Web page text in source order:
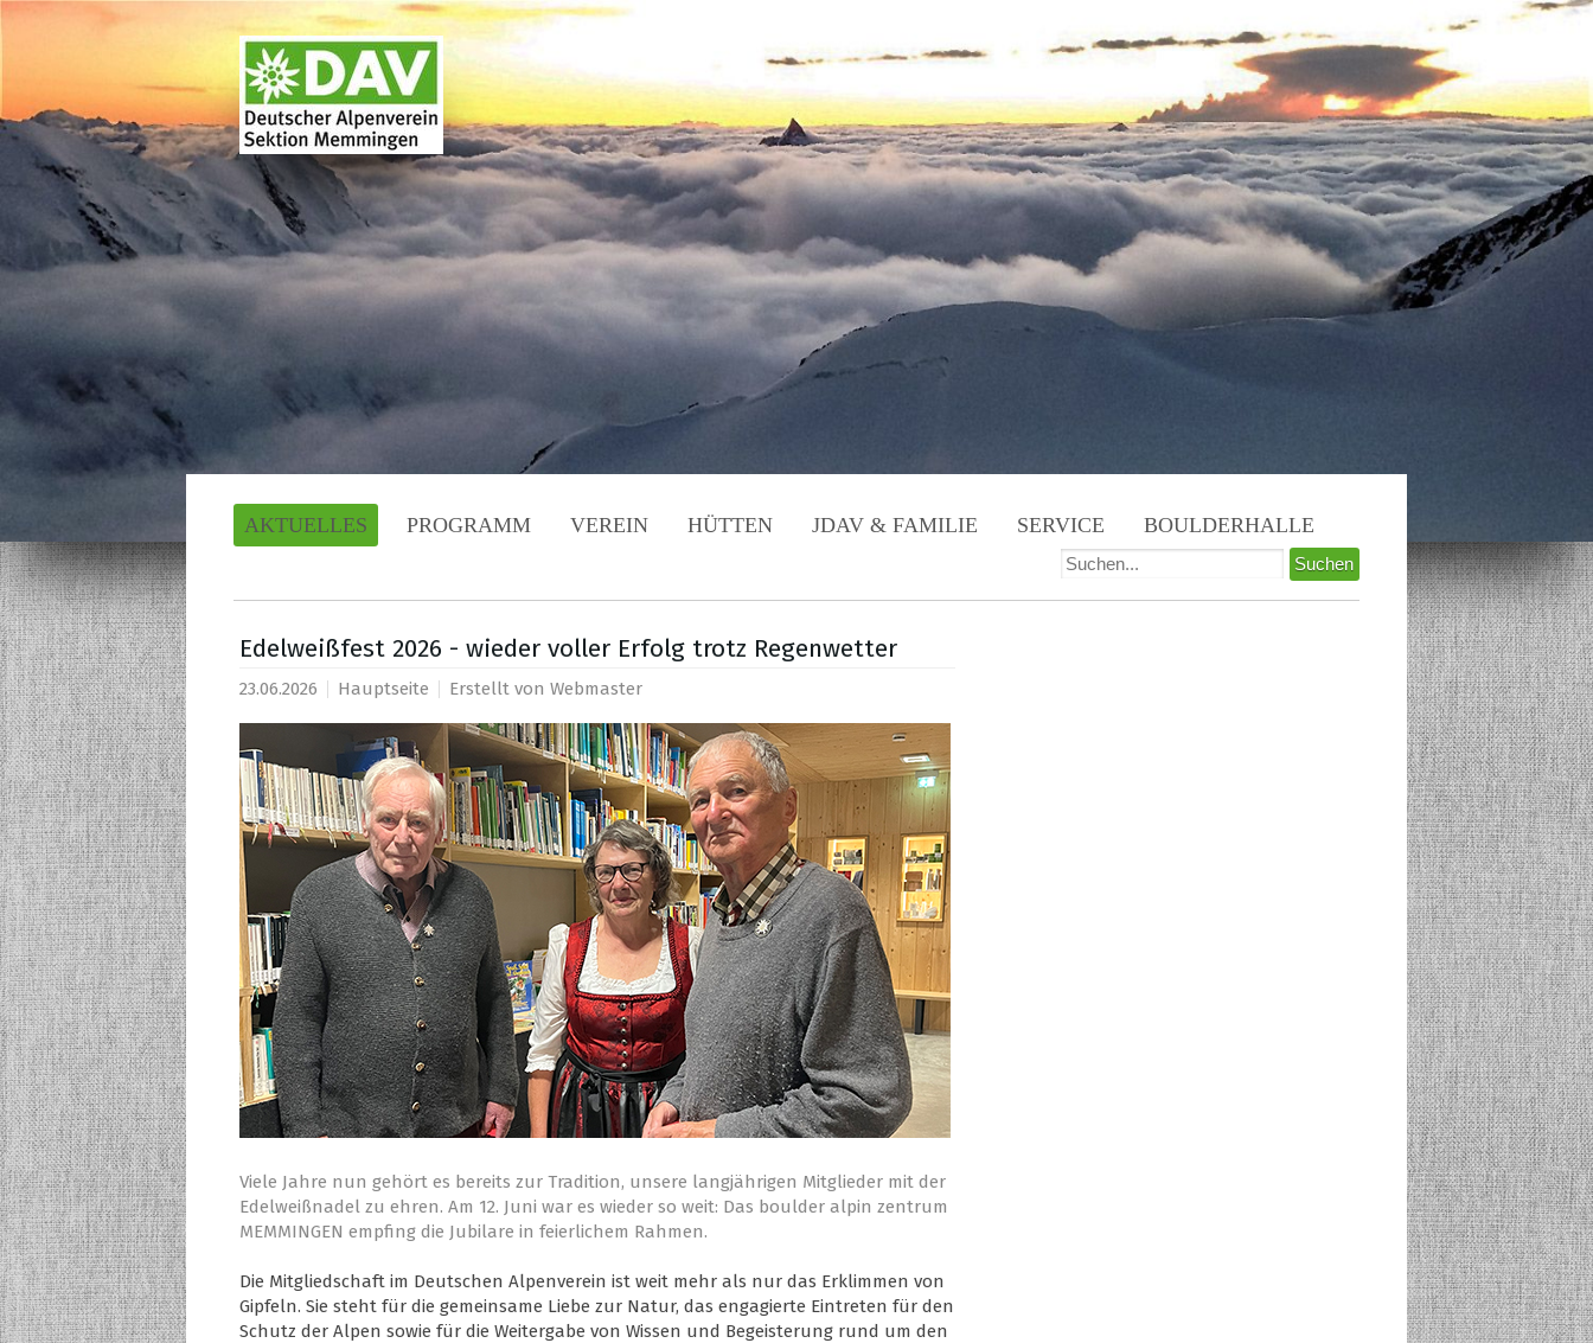
AKTUELLES PROGRAMM VEREIN HÜTTEN JDAV & FAMILIE SERVICE BOULDERHALLE
Edelweißfest 2026 - wieder voller Erfolg trotz Regenwetter
23.06.2026 Hauptseite Erstellt von Webmaster
Viele Jahre nun gehört es bereits zur Tradition, unsere langjährigen Mitglieder mit der
Edelweißnadel zu ehren. Am 12. Juni war es wieder so weit: Das boulder alpin zentrum
MEMMINGEN empfing die Jubilare in feierlichem Rahmen.
Die Mitgliedschaft im Deutschen Alpenverein ist weit mehr als nur das Erklimmen von
Gipfeln. Sie steht für die gemeinsame Liebe zur Natur, das engagierte Eintreten für den
Schutz der Alpen sowie für die Weitergabe von Wissen und Begeisterung rund um den